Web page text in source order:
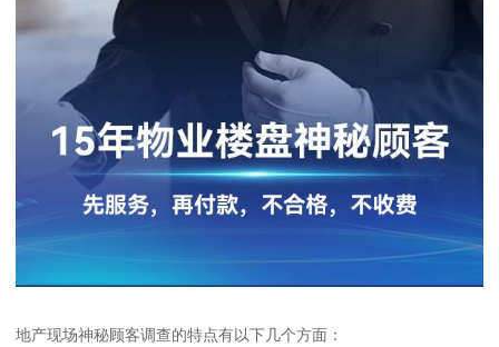
地产现场神秘顾客调查的特点有以下几个方面：